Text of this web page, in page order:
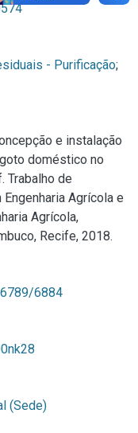
- Purificação;
e instalação
doméstico no
Trabalho de
Agrícola e
Agrícola,
Recife, 2018.
6884
(Sede)